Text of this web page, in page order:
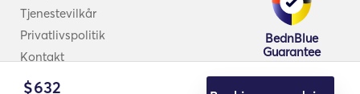
$632
Tjenestevilkår
Privatlivspolitik
Kontakt
BednBlue
Guarantee